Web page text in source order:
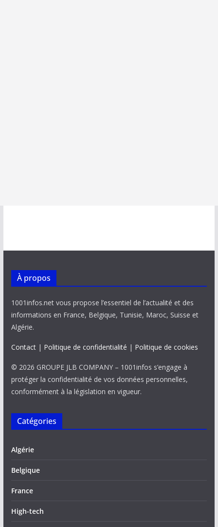
À propos
1001infos.net vous propose l’essentiel de l’actualité et des
informations en France, Belgique, Tunisie, Maroc, Suisse et
Algérie.
Contact| Politique de confidentialité | Politique de cookies
© 2026 GROUPE JLB COMPANY – 1001infos s’engage à
protéger la confidentialité de vos données personnelles,
conformément à la législation en vigueur.
Catégories
Algérie
Belgique
France
High-tech